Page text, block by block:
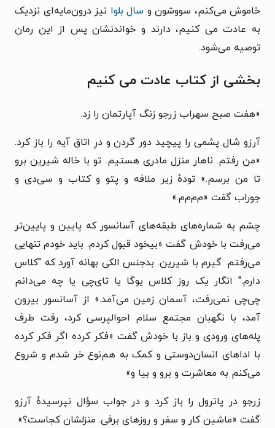
خاموش می‌کنم، سووشون و سال بلوا نیز درون‌مایه‌ای نزدیک
به عادت می کنیم، دارند و خواندنشان پس از این رمان
توصیه می‌شود.
بخشی از کتاب عادت می کنیم
«هفت صبح سهراب زرجو زنگ آپارتمان را زد.
آرزو شال پشمی را پیچید دور گردن و درِ اتاق آیه را باز کرد.
«من رفتم. ناهار منزل مادری هستیم. تو با خاله شیرین برو
تا من برسم.» تودهٔ زیر ملافه و پتو و کتاب و سی‌دی و
جوراب گفت «م‌م‌م‌م.»
چشم به شماره‌های طبقه‌های آسانسور که پایین و پایین‌تر
می‌رفت با خودش گفت «بیخود قبول کردم. باید خودم تنهایی
می‌رفتم. گیرم با شیرین. بدجنس الکی بهانه آورد که "کلاس
دارم." انگار یک روز کلاس یوگا یا تای‌چی یا چه می‌دانم
چی‌چی نمی‌رفت، آسمان زمین می‌آمد.» از آسانسور بیرون
آمد، با نگهبان مجتمع سلام احوالپرسی کرد، رفت طرف
پله‌های ورودی و باز با خودش گفت «فکر کرده اگر فکر کرده
با اداهای انسان‌دوستی و کمک به هم‌نوع خر شدم و شروع
می‌کنم به معاشرت و برو و بیا و»
زرجو در پاترول را باز کرد و در جواب سؤال نپرسیدهٔ آرزو
گفت «ماشین کار و سفر و روزهای برفی. منزلشان کجاست؟»